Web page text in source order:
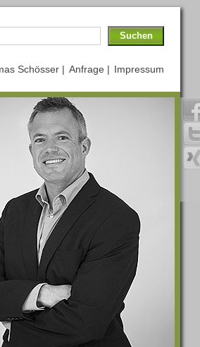
Impressum
Anfrage |
Schösser |